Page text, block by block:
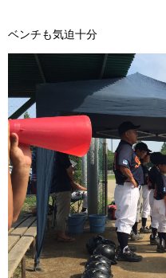
ベンチも気迫十分